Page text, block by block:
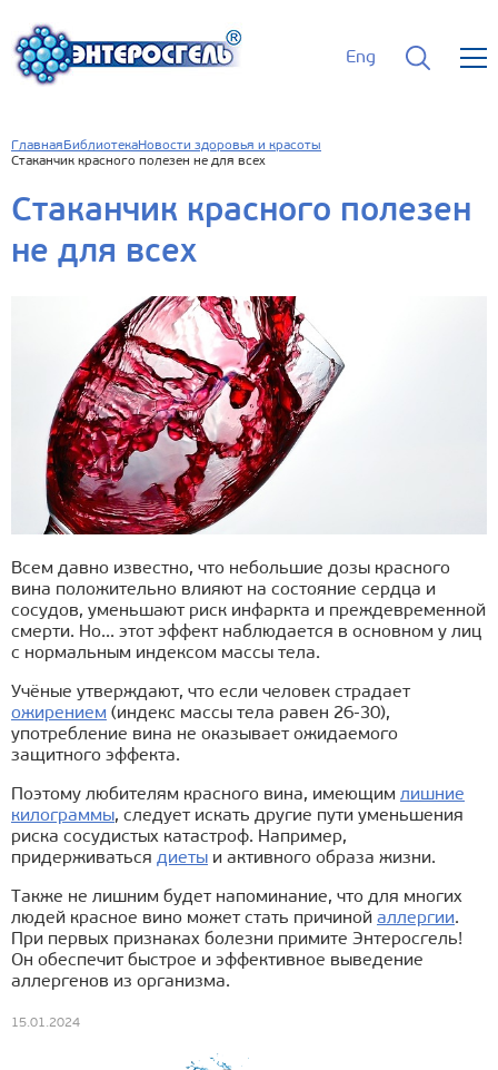
Eng
Главная БиблиотекаНовости здоровья и красоты
Стаканчик красного полезен не для всех
Стаканчик красного полезен
не для всех
Всем давно известно, что небольшие дозы красного
вина положительно влияют на состояние сердца и
сосудов, уменьшают риск инфаркта и преждевременной
смерти. Но... этот эффект наблюдается в основном у лиц
с нормальным индексом массы тела.
Учёные утверждают, что если человек страдает
ожирением (индекс массы тела равен 26-30),
употребление вина не оказывает ожидаемого
защитного эффекта.
Поэтому любителям красного вина, имеющим лишние
килограммы, следует искать другие пути уменьшения
риска сосудистых катастроф. Например,
придерживаться диеты и активного образа жизни.
Также не лишним будет напоминание, что для многих
людей красное вино может стать причиной аллергии.
При первых признаках болезни примите Энтеросгель!
Он обеспечит быстрое и эффективное выведение
аллергенов из организма.
15.01.2024